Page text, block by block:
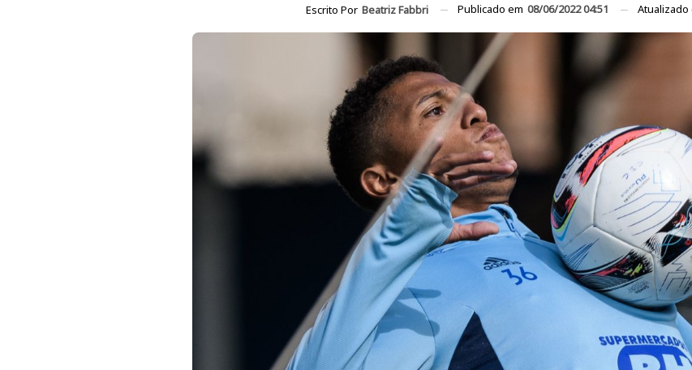
Escrito Por Beatriz Fabbri Publicado em 08/06/2022 04:51 Atualizado